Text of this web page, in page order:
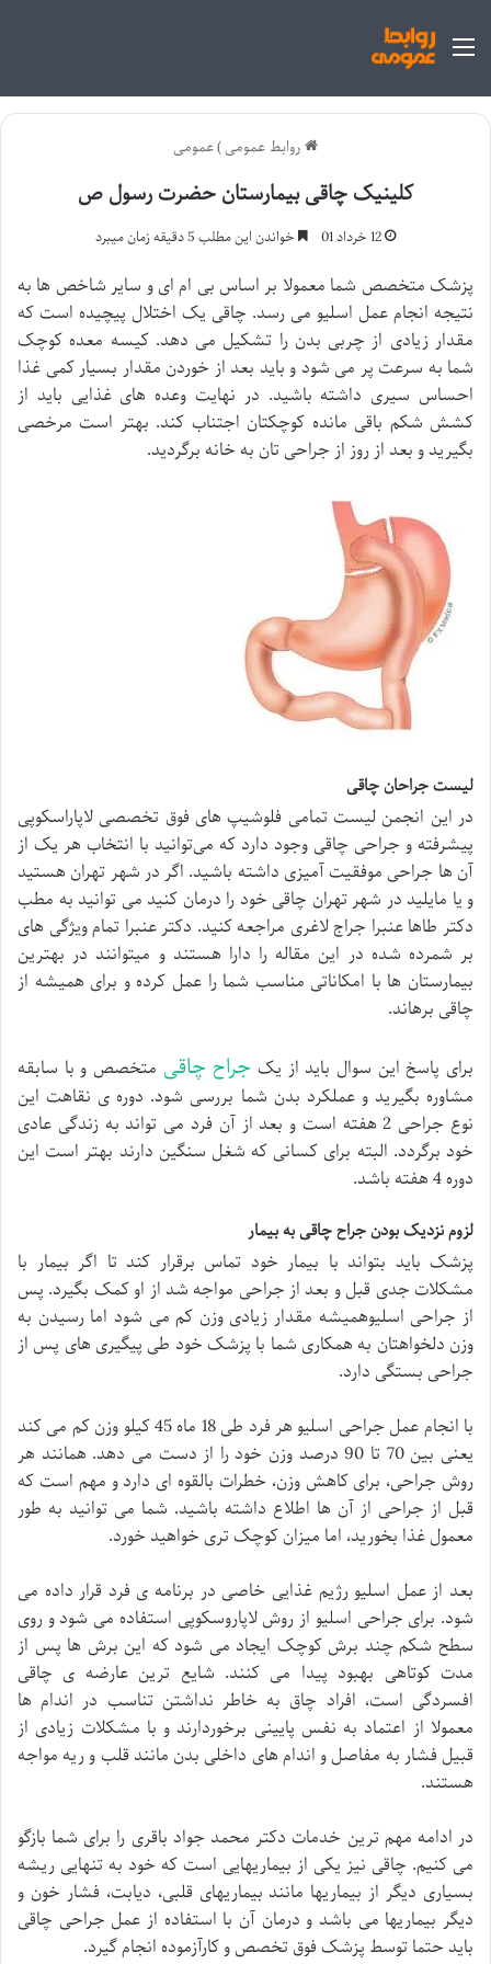
منو
روابط عمومی)عمومی
کلینیک چاقی بیمارستان حضرت رسول ص
12 خرداد 01 خواندن این مطلب 5 دقیقه زمان میبرد
پزشک متخصص شما معمولا بر اساس بی ام ای و سایر شاخص ها به
نتیجه انجام عمل اسلیو می رسد. چاقی یک اختلال پیچیده است که
مقدار زیادی از چربی بدن را تشکیل می دهد. کیسه معده کوچک
شما به سرعت پر می شود و باید بعد از خوردن مقدار بسیار کمی غذا
احساس سیری داشته باشید. در نهایت وعده های غذایی باید از
کشش شکم باقی مانده کوچکتان اجتناب کند. بهتر است مرخصی
بگیرید و بعد از روز از جراحی تان به خانه برگردید.
لیست جراحان چاقی
در این انجمن لیست تمامی فلوشیپ های فوق تخصصی لاپاراسکوپی
پیشرفته و جراحی چاقی وجود دارد که می‌توانید با انتخاب هر یک از
آن ها جراحی موفقیت آمیزی داشته باشید. اگر در شهر تهران هستید
و یا مایلید در شهر تهران چاقی خود را درمان کنید می توانید به مطب
دکتر طاها عنبرا جراج لاغری مراجعه کنید. دکتر عنبرا تمام ویژگی های
بر شمرده شده در این مقاله را دارا هستند و میتوانند در بهترین
بیمارستان ها با امکاناتی مناسب شما را عمل کرده و برای همیشه از
چاقی برهاند.
برای پاسخ این سوال باید از یک جراح چاقی متخصص و با سابقه
مشاوره بگیرید و عملکرد بدن شما بررسی شود. دوره ی نقاهت این
نوع جراحی 2 هفته است و بعد از آن فرد می تواند به زندگی عادی
خود برگردد. البته برای کسانی که شغل سنگین دارند بهتر است این
دوره 4 هفته باشد.
لزوم نزدیک بودن جراح چاقی به بیمار
پزشک باید بتواند با بیمار خود تماس برقرار کند تا اگر بیمار با
مشکلات جدی قبل و بعد از جراحی مواجه شد از او کمک بگیرد. پس
از جراحی اسلیوهمیشه مقدار زیادی وزن کم می شود اما رسیدن به
وزن دلخواهتان به همکاری شما با پزشک خود طی پیگیری های پس از
جراحی بستگی دارد.
با انجام عمل جراحی اسلیو هر فرد طی 18 ماه 45 کیلو وزن کم می کند
یعنی بین 70 تا 90 درصد وزن خود را از دست می دهد. همانند هر
روش جراحی، برای کاهش وزن، خطرات بالقوه ای دارد و مهم است که
قبل از جراحی از آن ها اطلاع داشته باشید. شما می توانید به طور
معمول غذا بخورید، اما میزان کوچک تری خواهید خورد.
بعد از عمل اسلیو رژیم غذایی خاصی در برنامه ی فرد قرار داده می
شود. برای جراحی اسلیو از روش لاپاروسکوپی استفاده می شود و روی
سطح شکم چند برش کوچک ایجاد می شود که این برش ها پس از
مدت کوتاهی بهبود پیدا می کنند. شایع ترین عارضه ی چاقی
افسردگی است، افراد چاق به خاطر نداشتن تناسب در اندام ها
معمولا از اعتماد به نفس پایینی برخوردارند و با مشکلات زیادی از
قبیل فشار به مفاصل و اندام های داخلی بدن مانند قلب و ریه مواجه
هستند.
در ادامه مهم ترین خدمات دکتر محمد جواد باقری را برای شما بازگو
می کنیم. چاقی نیز یکی از بیماریهایی است که خود به تنهایی ریشه
بسیاری دیگر از بیماریها مانند بیماریهای قلبی، دیابت، فشار خون و
دیگر بیماریها می باشد و درمان آن با استفاده از عمل جراحی چاقی
باید حتما توسط پزشک فوق تخصص و کارآزموده انجام گیرد.